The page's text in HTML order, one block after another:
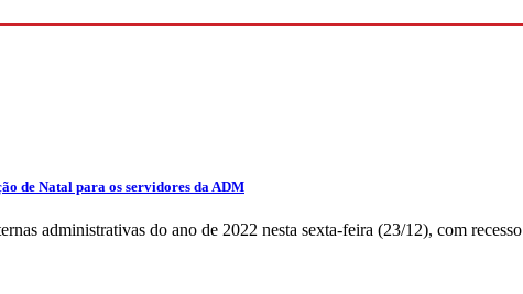
de Natal para os servidores da ADM
administrativas do ano de 2022 nesta sexta-feira (23/12), com recesso